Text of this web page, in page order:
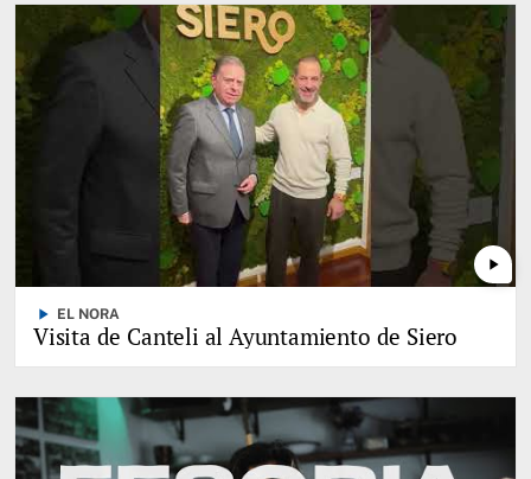
play_arrow
play_arrow EL NORA
Visita de Canteli al Ayuntamiento de Siero